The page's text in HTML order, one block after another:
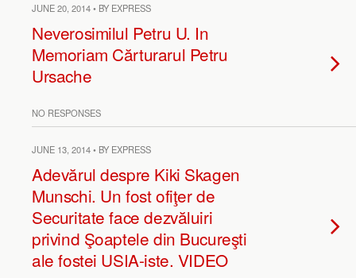
JUNE 20, 2014 • BY EXPRESS
Neverosimilul Petru U. In
Memoriam Cărturarul Petru
Ursache
NO RESPONSES
JUNE 13, 2014 • BY EXPRESS
Adevărul despre Kiki Skagen
Munschi. Un fost ofiţer de
Securitate face dezvăluiri
privind Şoaptele din Bucureşti
ale fostei USIA-iste. VIDEO